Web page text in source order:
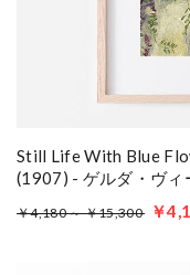
Still Life With Blue
(1907) - ゲルダ・ヴィ
￥4,180 ～ ￥15,300 ￥